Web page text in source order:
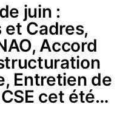
juin :
Cadres,
Accord
Entretien de
cet été…